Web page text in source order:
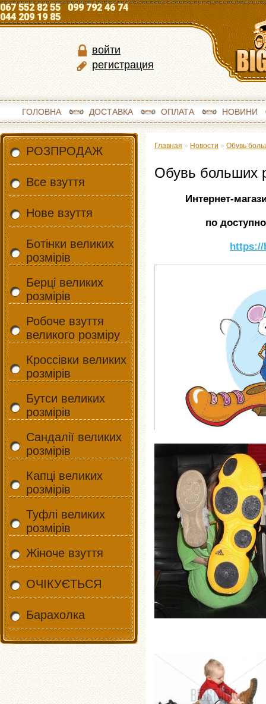
067 552 82 55 099 792 46 74
044 209 19 85
войти
регистрация
ГОЛОВНА ДОСТАВКА ОПЛАТА НОВИНИ
РОЗПРОДАЖ
Все взуття
Нове взуття
Ботінки великих
розмірів
Берці великих
розмірів
Робоче взуття
великого розміру
Кроссівки великих
розмірів
Бутси великих
розмірів
Сандалії великих
розмірів
Капці великих
розмірів
Туфлі великих
розмірів
Жіноче взуття
ОЧІКУЄТЬСЯ
Барахолка
Главная » Новости » Обувь
Обувь больших
Интернет-
по
https://